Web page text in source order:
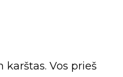
Vos prieš